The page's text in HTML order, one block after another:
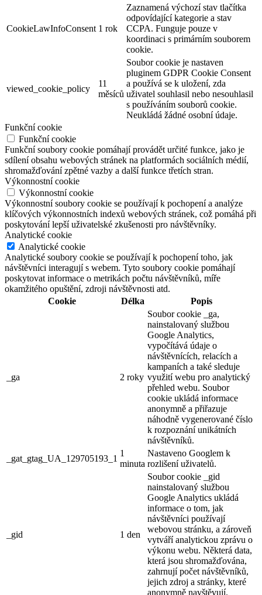
CookieLawInfoConsent 1 rok
Zaznamená výchozí stav tlačítka
odpovídající kategorie a stav
CCPA. Funguje pouze v
koordinaci s primárním souborem
cookie.
viewed_cookie_policy
11
měsíců
Soubor cookie je nastaven
pluginem GDPR Cookie Consent
a používá se k uložení, zda
uživatel souhlasil nebo nesouhlasil
s používáním souborů cookie.
Neukládá žádné osobní údaje.
Funkční cookie
Funkční cookie
Funkční soubory cookie pomáhají provádět určité funkce, jako je
sdílení obsahu webových stránek na platformách sociálních médií,
shromažďování zpětné vazby a další funkce třetích stran.
Výkonnostní cookie
Výkonnostní cookie
Výkonnostní soubory cookie se používají k pochopení a analýze
klíčových výkonnostních indexů webových stránek, což pomáhá při
poskytování lepší uživatelské zkušenosti pro návštěvníky.
Analytické cookie
Analytické cookie
Analytické soubory cookie se používají k pochopení toho, jak
návštěvníci interagují s webem. Tyto soubory cookie pomáhají
poskytovat informace o metrikách počtu návštěvníků, míře
okamžitého opuštění, zdroji návštěvnosti atd.
Cookie
Délka Popis
_ga 2 roky
Soubor cookie _ga,
nainstalovaný službou
Google Analytics,
vypočítává údaje o
návštěvnících, relacích a
kampaních a také sleduje
využití webu pro analytický
přehled webu. Soubor
cookie ukládá informace
anonymně a přiřazuje
náhodně vygenerované číslo
k rozpoznání unikátních
návštěvníků.
_gat_gtag_UA_129705193_1
1
minuta
Nastaveno Googlem k
rozlišení uživatelů.
_gid 1 den
Soubor cookie _gid
nainstalovaný službou
Google Analytics ukládá
informace o tom, jak
návštěvníci používají
webovou stránku, a zároveň
vytváří analytickou zprávu o
výkonu webu. Některá data,
která jsou shromažďována,
zahrnují počet návštěvníků,
jejich zdroj a stránky, které
anonymně navštěvují.